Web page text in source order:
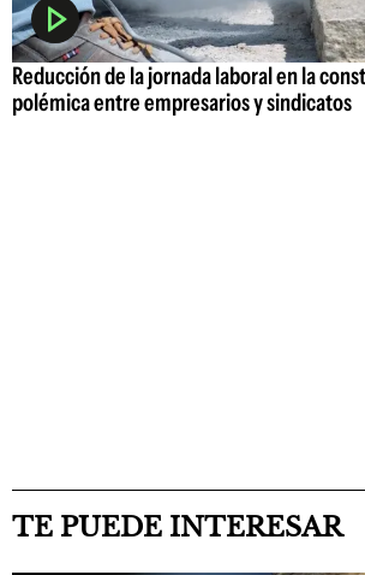
Reducción de la jornada laboral en la
polémica entre empresarios y sindicatos
TE PUEDE INTERESAR